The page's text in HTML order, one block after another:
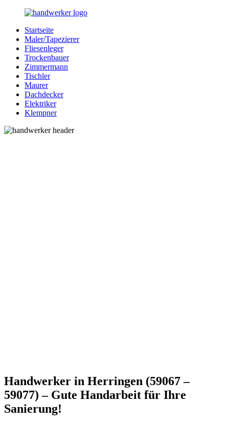
Zurück
Inhalt
Bessere-
Handwerker.de
Handwerker
Ihrer
Nähe
Startseite
Maler/Tapezierer
Fliesenleger
Trockenbauer
Zimmermann
Tischler
Maurer
Dachdecker
Elektriker
Klempner
Handwerker in Herringen (59067 –
59077) – Gute Handarbeit für Ihre
Sanierung!